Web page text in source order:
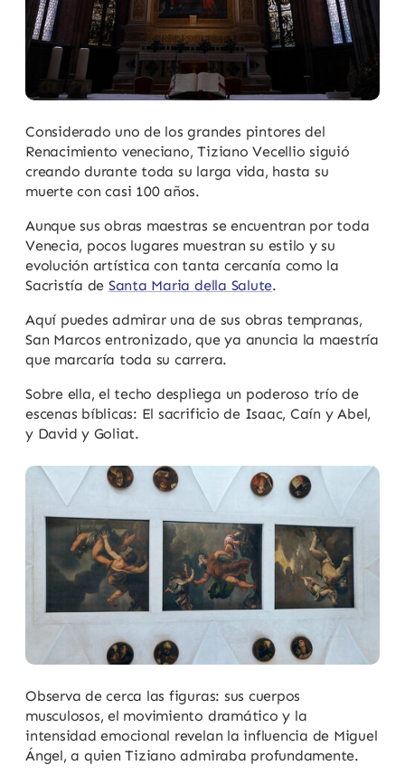
Considerado uno de los grandes pintores del
Renacimiento veneciano, Tiziano Vecellio siguió
creando durante toda su larga vida, hasta su
muerte con casi 100 años.
Aunque sus obras maestras se encuentran por toda
Venecia, pocos lugares muestran su estilo y su
evolución artística con tanta cercanía como la
Sacristía de Santa Maria della Salute.
Aquí puedes admirar una de sus obras tempranas,
San Marcos entronizado, que ya anuncia la maestría
que marcaría toda su carrera.
Sobre ella, el techo despliega un poderoso trío de
escenas bíblicas: El sacrificio de Isaac, Caín y Abel,
y David y Goliat.
Observa de cerca las figuras: sus cuerpos
musculosos, el movimiento dramático y la
intensidad emocional revelan la influencia de Miguel
Ángel, a quien Tiziano admiraba profundamente.